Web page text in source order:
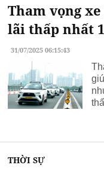
Tham vọng
lãi thấp nhất
31/07/2025 06:15:43
THỜI SỰ